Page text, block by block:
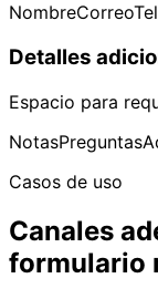
NombreCorreo
Detalles
Espacio para
NotasPreguntas
Casos de uso
Canales
formulario